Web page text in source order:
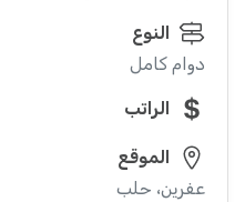
النوع
دوام كامل
الراتب
الموقع
عفرين، حلب